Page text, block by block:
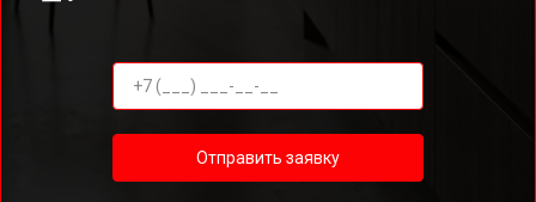
Отправить заявку